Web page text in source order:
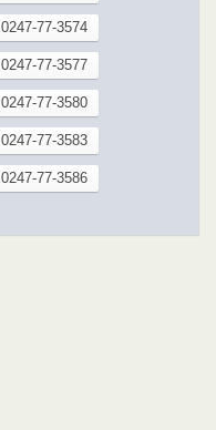
0247-77-3574
0247-77-3577
0247-77-3580
0247-77-3583
0247-77-3586